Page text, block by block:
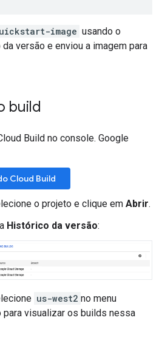
image usando o
versão e enviou a imagem para
build
Build no console. Google
Cloud Build
o projeto e clique em Abrir.
Histórico da versão:
us-west2 no menu
para visualizar os builds nessa